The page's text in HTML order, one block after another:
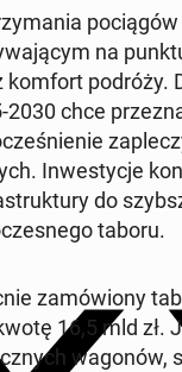
na
komfort podróży.
chce
In­we­sty­cje
do
taboru.
za­mó­wio­ny
16,5 mld zł.
wagonów,